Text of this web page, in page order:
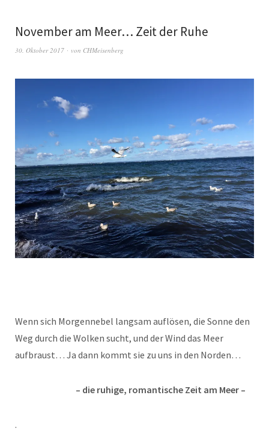
November am Meer… Zeit der Ruhe
30. Oktober 2017 von CHMeisenberg
Wenn sich Morgennebel langsam auflösen, die Sonne den
Weg durch die Wolken sucht, und der Wind das Meer
aufbraust… Ja dann kommt sie zu uns in den Norden…
– die ruhige, romantische Zeit am Meer –
.